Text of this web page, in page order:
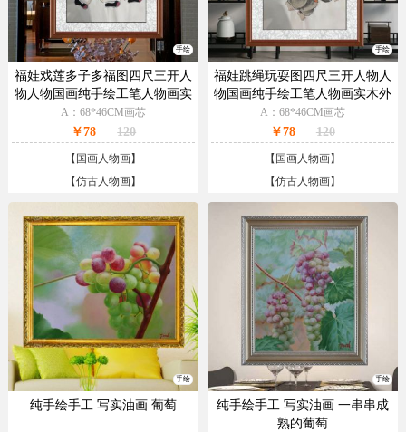
手绘
福娃戏莲多子多福图四尺三开人
物人物国画纯手绘工笔人物画实
木外框
A：68*46CM画芯
￥78 120
【国画人物画】
【仿古人物画】
手绘
福娃跳绳玩耍图四尺三开人物人
物国画纯手绘工笔人物画实木外
框
A：68*46CM画芯
￥78 120
【国画人物画】
【仿古人物画】
手绘
纯手绘手工 写实油画 葡萄
手绘
纯手绘手工 写实油画 一串串成
熟的葡萄